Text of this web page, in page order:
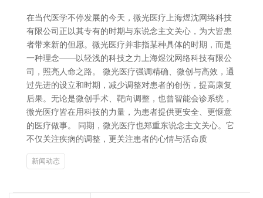
在当代医学不停发展的今天，微光医疗上海煜沈网络科技
有限公司正以其专有的时期与东说念主文关心，为大皆患
者带来新的但愿。微光医疗并非指某种具体的时期，而是
一种理念——以轻浅的科技之力上海煜沈网络科技有限公
司，照亮人命之路。 微光医疗强调精确、微创与高效，通
过先进的设立和时期，减少调整对患者的创伤，提高康复
后果。无论是微创手术、靶向调整，也曾智能会诊系统，
微光医疗皆在用科技的力量，为患者提供更安全、更惬意
的医疗做事。 同期，微光医疗也郑重东说念主文关心。它
不仅关注疾病的调整，更关注患者的心情与活命质
新闻动态